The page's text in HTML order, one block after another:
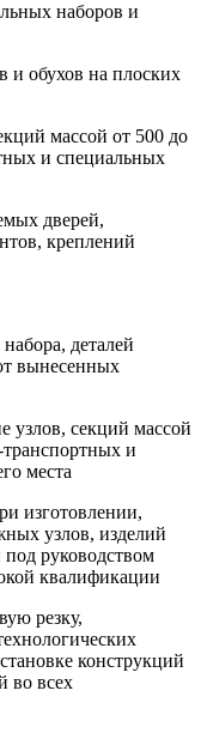
наборов и
и обухов на плоских
массой от 500 до
и специальных
дверей,
креплений
деталей
вынесенных
узлов, секций массой
и
места
изготовлении,
узлов, изделий
руководством
квалификации
резку,
конструкций
во всех